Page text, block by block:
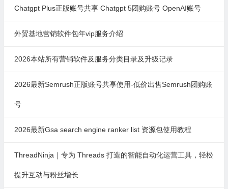
Chatgpt Plus正版账号共享 Chatgpt 5团购账号 OpenAI账号
外贸基地营销软件包年vip服务介绍
2026本站所有营销软件及服务分类目录及升级记录
2026最新Semrush正版账号共享使用-低价出售Semrush团购账
号
2026最新Gsa search engine ranker list 资源包使用教程
ThreadNinja｜专为 Threads 打造的智能自动化运营工具，轻松
提升互动与粉丝增长